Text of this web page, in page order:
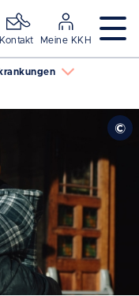
Kontakt Meine KKH